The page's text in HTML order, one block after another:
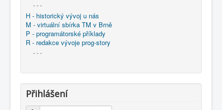
- - -
H - historický vývoj u nás
M - virtuální sbírka TM v Brně
P - programátorské příklady
R - redakce vývoje prog-story
- - -
Přihlášení